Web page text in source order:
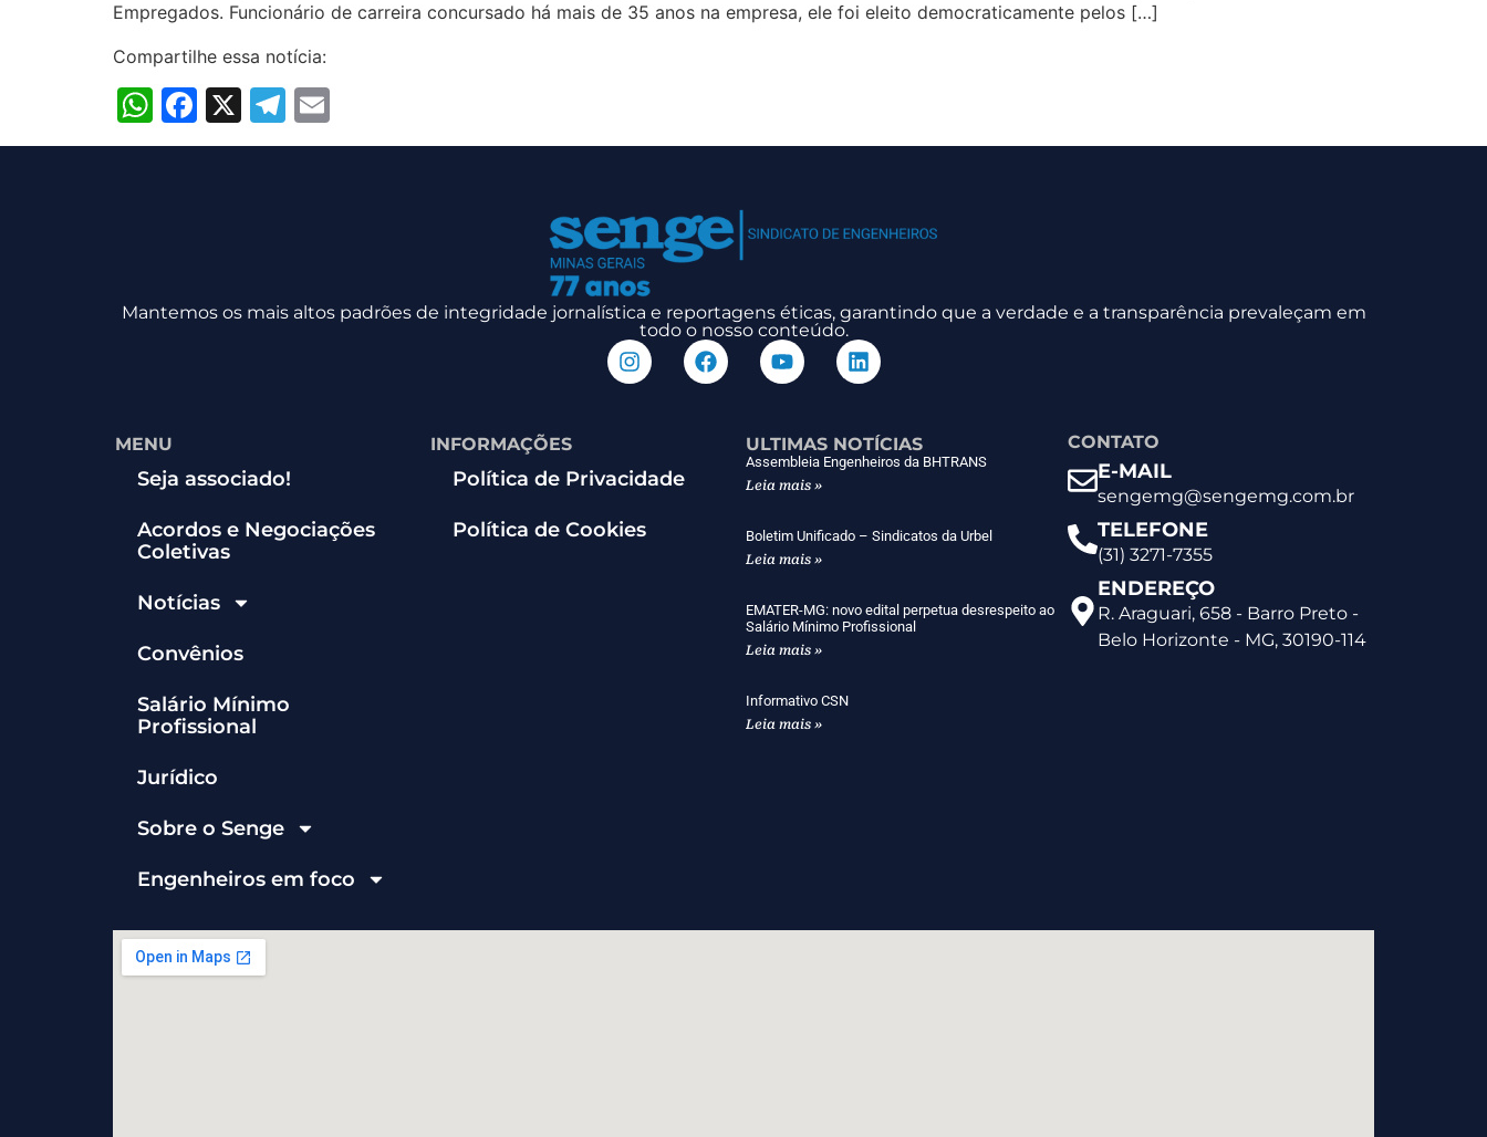
Empregados. Funcionário de carreira concursado há mais de 35 anos na empresa, ele foi eleito democraticamente pelos […]
Compartilhe essa notícia:
WhatsApp
Facebook
X Telegram
Mantemos os mais altos padrões de integridade jornalística e reportagens éticas, garantindo que a verdade e a transparência prevaleçam em
todo o nosso conteúdo.
MENU
Seja associado!
Acordos e Negociações
Coletivas
Notícias
Convênios
Salário Mínimo
Profissional
Jurídico
Sobre o Senge
Engenheiros em foco
INFORMAÇÕES
Política de Privacidade
Política de Cookies
ULTIMAS NOTÍCIAS
Assembleia Engenheiros da BHTRANS
Leia mais »
Boletim Unificado – Sindicatos da Urbel
Leia mais »
EMATER-MG: novo edital perpetua desrespeito ao
Salário Mínimo Profissional
Leia mais »
Informativo CSN
Leia mais »
CONTATO
E-MAIL
sengemg@sengemg.com.br
TELEFONE
(31) 3271-7355
ENDEREÇO
R. Araguari, 658 - Barro Preto -
Belo Horizonte - MG, 30190-114